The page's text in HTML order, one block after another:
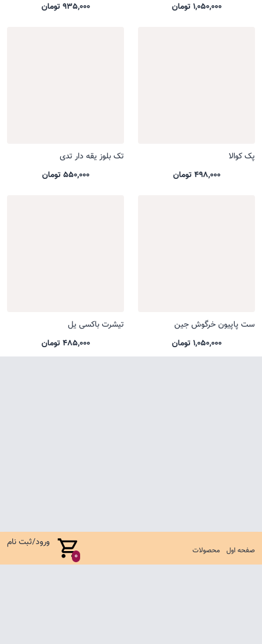
صفحه اول محصولات 0
ورود/ثبت نام
1,050,000 تومان
935,000 تومان
پک کوالا
498,000 تومان
تک بلوز یقه دار تدی
550,000 تومان
ست پاپیون خرگوش جین
1,050,000 تومان
تیشرت باکسی یل
485,000 تومان